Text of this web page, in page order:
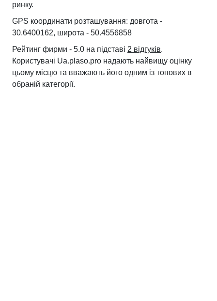
ринку.
GPS координати розташування: довгота -
30.6400162, широта - 50.4556858
Рейтинг фирми - 5.0 на підставі 2 відгуків.
Користувачі Ua.plaso.pro надають найвищу оцінку
цьому місцю та вважають його одним із топових в
обраній категорії.